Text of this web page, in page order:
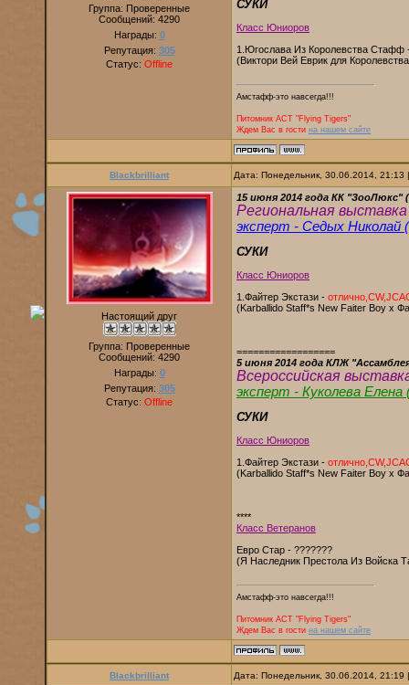
Группа: Проверенные
Сообщений: 4290
Награды: 0
Репутация: 305
Статус: Offline
СУКИ
Класс Юниоров
1.Югослава Из Королевства Стафф
(Виктори Вей Еврик для
Амстафф-это навсегда!!!
Питомник AСТ "Flying Tigers"
Ждем Вас в гости на нашем сайте
Blackbrilliant Дата: Понедельник, 30.06.2014,
Настоящий друг
Группа: Проверенные
Сообщений: 4290
Награды: 0
Репутация: 305
Статус: Offline
15 июня 2014 года КК
Региональная
эксперт - Седых Николай
СУКИ
Класс Юниоров
1.Файтер Экстази -
(Karballido Staff*s New Faiter Boy х
==================
5 июня 2014 года КЛЖ
Всероссийская
эксперт - Куколева
СУКИ
Класс Юниоров
1.Файтер Экстази -
(Karballido Staff*s New Faiter Boy х
****
Класс Ветеранов
Евро Стар - ???????
(Я Наследник Престола Из Войска
Амстафф-это навсегда!!!
Питомник AСТ "Flying Tigers"
Ждем Вас в гости на нашем сайте
Blackbrilliant Дата: Понедельник, 30.06.2014,